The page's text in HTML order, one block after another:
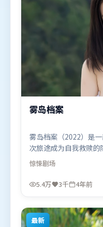
雾岛档案
雾岛档案（2022）是
次旅途成为自我救赎
应。高潮段落信息密度
由拉吉库马尔·希拉尼
唯等联袂出演。影片于
惊悚剧场
5.4万 3千 4年前
最新